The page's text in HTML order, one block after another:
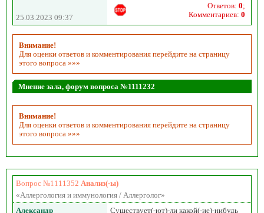
25.03.2023 09:37
Ответов: 0;
Комментариев: 0
Внимание!
Для оценки ответов и комментирования перейдите на страницу
этого вопроса »»»
Мнение зала, форум вопроса №1111232
Внимание!
Для оценки ответов и комментирования перейдите на страницу
этого вопроса »»»
Вопрос №1111352 Анализ(-ы)
«Аллергология и иммунология / Аллерголог»
Александр
Существует(-ют)-ли какой(-ие)-нибудь